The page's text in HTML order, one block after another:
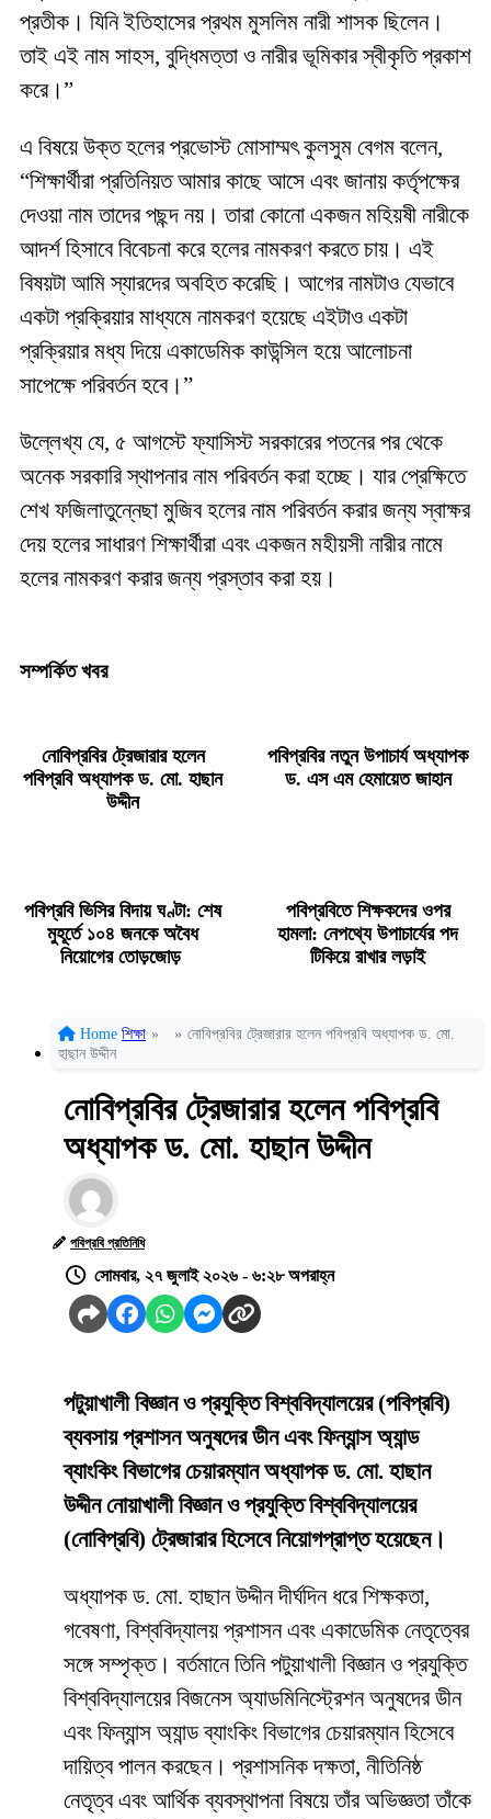
প্রতীক। যিনি ইতিহাসের প্রথম মুসলিম নারী শাসক ছিলেন।
তাই এই নাম সাহস, বুদ্ধিমত্তা ও নারীর ভূমিকার স্বীকৃতি প্রকাশ
করে।”
এ বিষয়ে উক্ত হলের প্রভোস্ট মোসাম্মৎ কুলসুম বেগম বলেন,
“শিক্ষার্থীরা প্রতিনিয়ত আমার কাছে আসে এবং জানায় কর্তৃপক্ষের
দেওয়া নাম তাদের পছন্দ নয়। তারা কোনো একজন মহিয়ষী নারীকে
আদর্শ হিসাবে বিবেচনা করে হলের নামকরণ করতে চায়। এই
বিষয়টা আমি স্যারদের অবহিত করেছি। আগের নামটাও যেভাবে
একটা প্রক্রিয়ার মাধ্যমে নামকরণ হয়েছে এইটাও একটা
প্রক্রিয়ার মধ্য দিয়ে একাডেমিক কাউন্সিল হয়ে আলোচনা
সাপেক্ষে পরিবর্তন হবে।”
উল্লেখ্য যে, ৫ আগস্টে ফ্যাসিস্ট সরকারের পতনের পর থেকে
অনেক সরকারি স্থাপনার নাম পরিবর্তন করা হচ্ছে। যার প্রেক্ষিতে
শেখ ফজিলাতুন্নেছা মুজিব হলের নাম পরিবর্তন করার জন্য স্বাক্ষর
দেয় হলের সাধারণ শিক্ষার্থীরা এবং একজন মহীয়সী নারীর নামে
হলের নামকরণ করার জন্য প্রস্তাব করা হয়।
সম্পর্কিত খবর
নোবিপ্রবির ট্রেজারার হলেন
পবিপ্রবি অধ্যাপক ড. মো. হাছান
উদ্দীন
পবিপ্রবির নতুন উপাচার্য অধ্যাপক
ড. এস এম হেমায়েত জাহান
পবিপ্রবি ভিসির বিদায় ঘণ্টা: শেষ
মুহূর্তে ১০৪ জনকে অবৈধ
নিয়োগের তোড়জোড়
পবিপ্রবিতে শিক্ষকদের ওপর
হামলা: নেপথ্যে উপাচার্যের পদ
টিকিয়ে রাখার লড়াই
Home শিক্ষা » » নোবিপ্রবির ট্রেজারার হলেন পবিপ্রবি অধ্যাপক ড. মো.
হাছান উদ্দীন
নোবিপ্রবির ট্রেজারার হলেন পবিপ্রবি
অধ্যাপক ড. মো. হাছান উদ্দীন
পবিপ্রবি প্রতিনিধি
সোমবার, ২৭ জুলাই ২০২৬ - ৬:২৮ অপরাহ্ন
পটুয়াখালী বিজ্ঞান ও প্রযুক্তি বিশ্ববিদ্যালয়ের (পবিপ্রবি)
ব্যবসায় প্রশাসন অনুষদের ডীন এবং ফিন্যান্স অ্যান্ড
ব্যাংকিং বিভাগের চেয়ারম্যান অধ্যাপক ড. মো. হাছান
উদ্দীন নোয়াখালী বিজ্ঞান ও প্রযুক্তি বিশ্ববিদ্যালয়ের
(নোবিপ্রবি) ট্রেজারার হিসেবে নিয়োগপ্রাপ্ত হয়েছেন।
অধ্যাপক ড. মো. হাছান উদ্দীন দীর্ঘদিন ধরে শিক্ষকতা,
গবেষণা, বিশ্ববিদ্যালয় প্রশাসন এবং একাডেমিক নেতৃত্বের
সঙ্গে সম্পৃক্ত। বর্তমানে তিনি পটুয়াখালী বিজ্ঞান ও প্রযুক্তি
বিশ্ববিদ্যালয়ের বিজনেস অ্যাডমিনিস্ট্রেশন অনুষদের ডীন
এবং ফিন্যান্স অ্যান্ড ব্যাংকিং বিভাগের চেয়ারম্যান হিসেবে
দায়িত্ব পালন করছেন। প্রশাসনিক দক্ষতা, নীতিনিষ্ঠ
নেতৃত্ব এবং আর্থিক ব্যবস্থাপনা বিষয়ে তাঁর অভিজ্ঞতা তাঁকে